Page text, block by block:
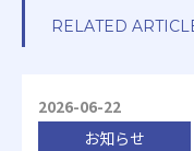
RELATED
2026-06-22
お知らせ